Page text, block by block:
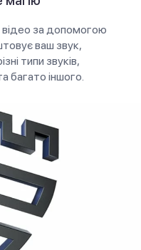
відео за допомогою
ваш звук,
типи звуків,
багато іншого.